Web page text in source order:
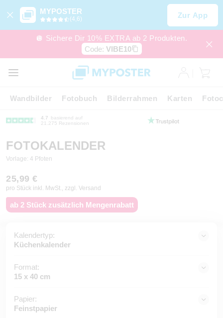
MYPOSTER
(4,6) Zur App
🪩 Sichere Dir 10% EXTRA ab 2 Produkten.
Code: VIBE10
Wandbilder Fotobuch Bilderrahmen Karten
4.7
basierend auf
21.275 Rezensionen
FOTOKALENDER
Vorlage: 4 Pfoten
25,99 €
pro Stück inkl. MwSt., zzgl. Versand
ab 2 Stück zusätzlich Mengenrabatt
Kalendertyp:
Küchenkalender
Format:
15 x 40 cm
Papier:
Feinstpapier